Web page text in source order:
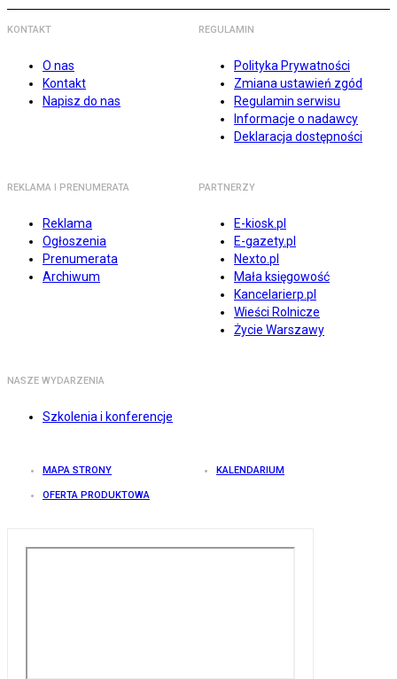
KONTAKT
O nas
Kontakt
Napisz do nas
REGULAMIN
Polityka Prywatności
Zmiana ustawień zgód
Regulamin serwisu
Informacje o nadawcy
Deklaracja dostępności
REKLAMA I PRENUMERATA
Reklama
Ogłoszenia
Prenumerata
Archiwum
PARTNERZY
E-kiosk.pl
E-gazety.pl
Nexto.pl
Mała księgowość
Kancelarierp.pl
Wieści Rolnicze
Życie Warszawy
NASZE WYDARZENIA
Szkolenia i konferencje
MAPA STRONY KALENDARIUM
OFERTA PRODUKTOWA